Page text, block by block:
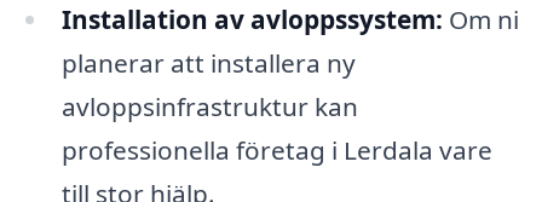
Installation av avloppssystem: Om ni
planerar att installera ny
avloppsinfrastruktur kan
professionella företag i Lerdala vare
till stor hjälp.